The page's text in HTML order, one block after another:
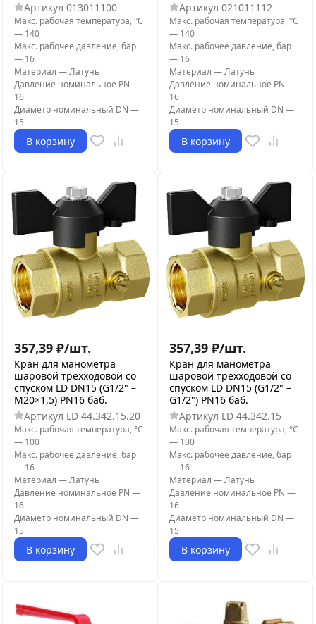
Артикул 013011100
Макс. рабочая температура, °С
— 140
Макс. рабочее давление, бар
— 16
Материал —Латунь
Давление номинальное PN —
16
Диаметр номинальный DN —
15
В корзину
Артикул 021011112
Макс. рабочая температура, °С
— 140
Макс. рабочее давление, бар
— 16
Материал —Латунь
Давление номинальное PN —
16
Диаметр номинальный DN —
15
В корзину
357,39 ₽/шт.
Кран для манометра
шаровой трехходовой со
спуском LD DN15 (G1/2" –
М20×1,5) PN16 баб.
Артикул LD 44.342.15.20
Макс. рабочая температура, °С
— 100
Макс. рабочее давление, бар
— 16
Материал —Латунь
Давление номинальное PN —
16
Диаметр номинальный DN —
15
В корзину
357,39 ₽/шт.
Кран для манометра
шаровой трехходовой со
спуском LD DN15 (G1/2" –
G1/2") PN16 баб.
Артикул LD 44.342.15
Макс. рабочая температура, °С
— 100
Макс. рабочее давление, бар
— 16
Материал —Латунь
Давление номинальное PN —
16
Диаметр номинальный DN —
15
В корзину